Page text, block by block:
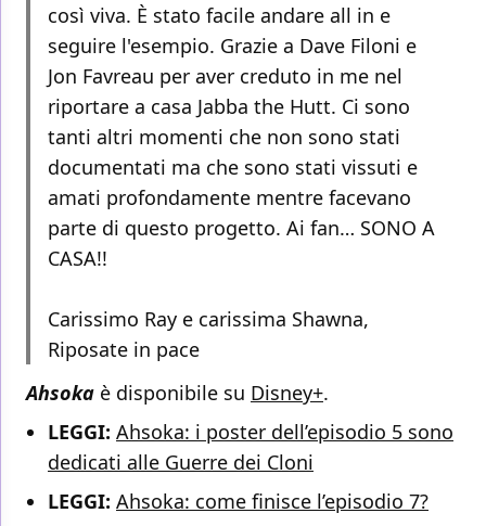
così viva. È stato facile andare all in e
seguire l'esempio. Grazie a Dave Filoni e
Jon Favreau per aver creduto in me nel
riportare a casa Jabba the Hutt. Ci sono
tanti altri momenti che non sono stati
documentati ma che sono stati vissuti e
amati profondamente mentre facevano
parte di questo progetto. Ai fan… SONO A
CASA!!
Carissimo Ray e carissima Shawna,
Riposate in pace
Ahsoka è disponibile su Disney+.
LEGGI: Ahsoka: i poster dell’episodio 5 sono
dedicati alle Guerre dei Cloni
LEGGI: Ahsoka: come finisce l’episodio 7?